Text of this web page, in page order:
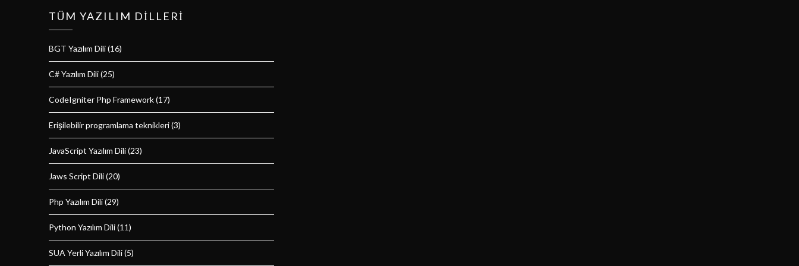
TÜM YAZILIM DILLERI
BGT Yazılım Dili(16)
C# Yazılım Dili(25)
CodeIgniter Php Framework(17)
Erişilebilir programlama teknikleri(3)
JavaScript Yazılım Dili(23)
Jaws Script Dili(20)
Php Yazılım Dili(29)
Python Yazılım Dili(11)
SUA Yerli Yazılım Dili(5)